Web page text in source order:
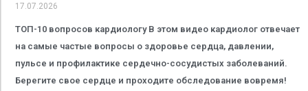
17.07.2026
ТОП-10 вопросов кардиологу В этом видео кардиолог отвечает
на самые частые вопросы о здоровье сердца, давлении,
пульсе и профилактике сердечно-сосудистых заболеваний.
Берегите свое сердце и проходите обследование вовремя!